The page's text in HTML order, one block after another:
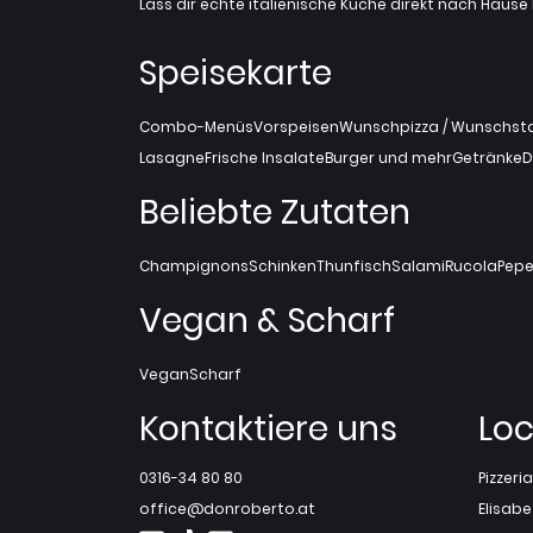
Lass dir echte italienische Küche direkt nach Hause
Speisekarte
Combo-MenüsVorspeisenWunschpizza /
LasagneFrische InsalateBurger und mehrGetränke
Beliebte Zutaten
ChampignonsSchinkenThunfischSalamiRucola
Vegan & Scharf
VeganScharf
Kontaktiere uns
0316-34 80 80
office@donroberto.at